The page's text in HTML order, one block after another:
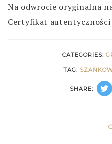
Na odwrocie oryginalna
Certyfikat autentyczności
CATEGORIES:
TAG:
SHARE: